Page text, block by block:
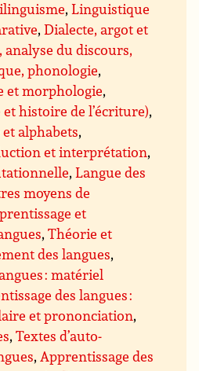
,Linguistique
,Dialecte, argot et
analyse du discours,
phonologie,
et morphologie,
histoire de l’écriture),
alphabets,
et interprétation,
,Langue des
moyens de
et
,Théorie et
des langues,
: matériel
des langues :
et prononciation,
,Textes d’auto-
,Apprentissage des